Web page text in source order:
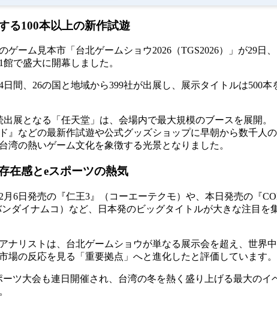
る100本以上の新作試遊
ゲーム見本市「台北ゲームショウ2026（TGS2026）」が29日
で盛大に開幕しました。
日間、26の国と地域から399社が出展し、展示タイトルは500本
出展となる「任天堂」は、会場内で最大規模のブースを展開。
』などの最新作試遊や公式グッズショップに早朝から数千人
湾の熱いゲーム文化を象徴する光景となりました。
在感とeスポーツの熱気
月6日発売の『仁王3』（コーエーテクモ）や、本日発売の『
ダイナムコ）など、日本発のビッグタイトルが大きな注目を
ナリストは、台北ゲームショウが単なる展示会を超え、世界
場の反応を見る「重要拠点」へと進化したと評価しています。
ーツ大会も連日開催され、台湾の冬を熱く盛り上げる最大のイ